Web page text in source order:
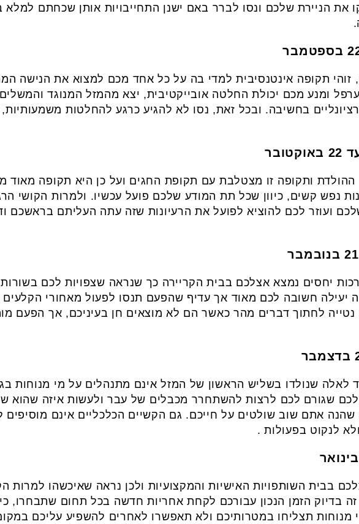
הניירת שלכם ונסו לברר באם ישנן התחייבויות אותן שכחתם
זוהי תקופה אינטנסיבית למדי בה על כל אחד מכם למצוא את הנישה
ומנע מכם יכולת החלטה אובייקטיבית, יצא מהמזל המנוגד
בחשיבה. ובכל זאת, נסו לא להגיע כרגע להחלטות משמעותיות,
ההולדת ותקופה זו מצטלבת עם תקופת החגים ועל כן היא תקופה מאוד
נפש קשים, כיוון שכל תת המודע שלכם פועל עכשיו. ולמרות הקושי
ועוזר לכם להוציא לפועל את הרעיונות שזה עתה העליתם בראשכם
יחסים נמצא אצלכם בבית הקריירה כך שנראה שצפויות לכם
יעילה חשובה לכם מאוד אך עדיף שהפעם תנסו לפעול מאחורי
לחתוך דברים מהר כאשר הם לא מוצאים חן בעיניכם, אך הפעם
לאלה שנולדו בשליש הראשון של המזל אינם מתנהלים על מי מנוחות
שגורם לכם לרצות להשתחרר מכבלים של עבר ולעשות איזה שהוא
אתם שוב שולטים על חייכם. גם הקשיים הכלכליים אינם
לנקוט בפעולות .
בבית השותפויות האישיות והמקצועיות ולכן נראה שאיכשהו למרות
זה בדיוק הזמן הנכון עבורכם לקחת אחריות חדשה בכל תחום שתבחרו,
מנוחות תצליחו במטרותיכם ולא תאפשרו לאחרים להשפיע עליכם